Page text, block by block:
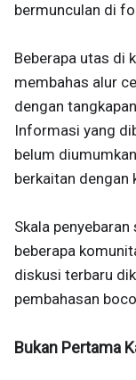
bermunculan di
Beberapa utas di
membahas alur
dengan
Informasi yang
belum
berkaitan dengan
Skala
beberapa
diskusi terbaru
pembahasan
Bukan Pertama